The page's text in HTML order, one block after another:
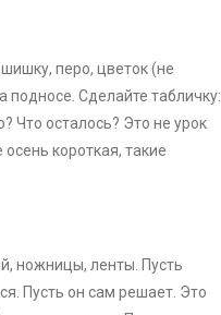
перо, цветок (не
Сделайте табличку:
Что осталось? Это не урок
короткая, такие
ножницы, ленты. Пусть
Пусть он сам решает. Это